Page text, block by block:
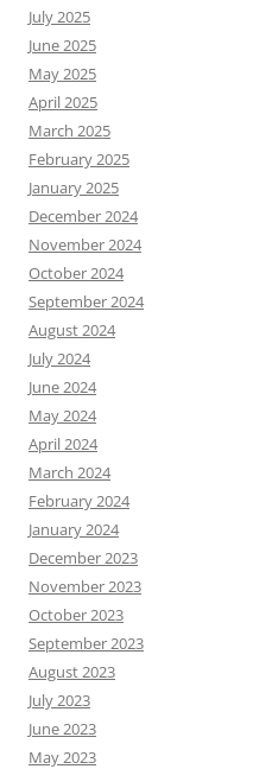
July 2025
June 2025
May 2025
April 2025
March 2025
February 2025
January 2025
December 2024
November 2024
October 2024
September 2024
August 2024
July 2024
June 2024
May 2024
April 2024
March 2024
February 2024
January 2024
December 2023
November 2023
October 2023
September 2023
August 2023
July 2023
June 2023
May 2023